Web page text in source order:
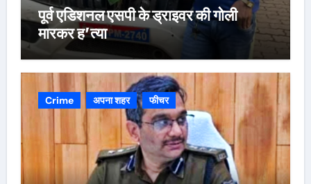
पूर्व एडिशनल एसपी के ड्राइवर की गोली
मारकर ह’त्या
Crime अपना शहर फीचर